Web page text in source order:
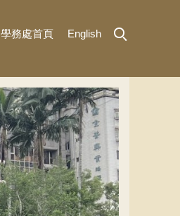
學務處首頁 English